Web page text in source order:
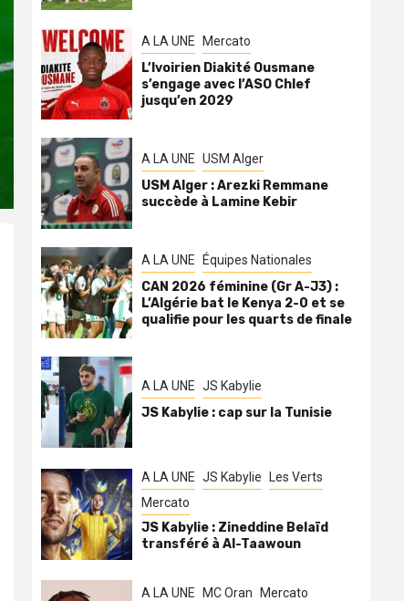
A LA UNE Mercato
L’Ivoirien Diakité Ousmane
s’engage avec l’ASO Chlef
jusqu’en 2029
A LA UNE USM Alger
USM Alger : Arezki Remmane
succède à Lamine Kebir
A LA UNE Équipes Nationales
CAN 2026 féminine (Gr A-J3) :
L’Algérie bat le Kenya 2-0 et se
qualifie pour les quarts de finale
A LA UNE JS Kabylie
JS Kabylie : cap sur la Tunisie
A LA UNE JS Kabylie
Les Verts
Mercato
JS Kabylie : Zineddine Belaïd
transféré à Al-Taawoun
A LA UNE MC Oran Mercato